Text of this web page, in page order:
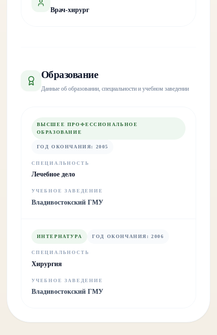
Врач-хирург
Образование
Данные об образовании, специальности и учебном заведении
ВЫСШЕЕ ПРОФЕССИОНАЛЬНОЕ
ОБРАЗОВАНИЕ
ГОД ОКОНЧАНИЯ: 2005
СПЕЦИАЛЬНОСТЬ
Лечебное дело
УЧЕБНОЕ ЗАВЕДЕНИЕ
Владивостокский ГМУ
ИНТЕРНАТУРА ГОД ОКОНЧАНИЯ :2006
СПЕЦИАЛЬНОСТЬ
Хирургия
УЧЕБНОЕ ЗАВЕДЕНИЕ
Владивостокский ГМУ